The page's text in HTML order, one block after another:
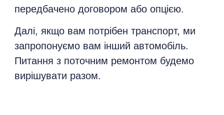
передбачено договором або опцією.
Далі, якщо вам потрібен транспорт, ми
запропонуємо вам інший автомобіль.
Питання з поточним ремонтом будемо
вирішувати разом.